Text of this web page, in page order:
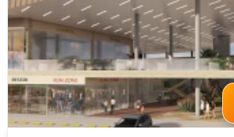
VER INMUEBLE